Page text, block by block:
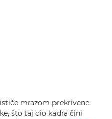
mrazom prekrivene
što taj dio kadra čini